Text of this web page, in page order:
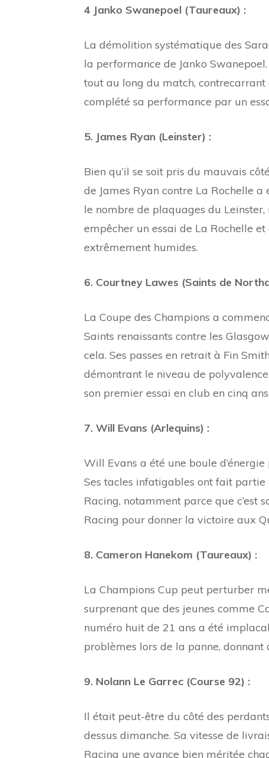
4 Janko Swanepoel (Taureaux) :
La démolition systématique des
la performance de Janko
tout au long du match, contrecarrant
complété sa performance par un
5. James Ryan (Leinster) :
Bien qu’il se soit pris du mauvais
de James Ryan contre La Rochelle
le nombre de plaquages ​​du
empêcher un essai de La Rochelle
extrêmement humides.
6. Courtney Lawes (Saints de
La Coupe des Champions a
Saints renaissants contre les
cela. Ses passes en retrait à Fin
démontrant le niveau de
son premier essai en club en cinq
7. Will Evans (Arlequins) :
Will Evans a été une boule
Ses tacles infatigables ont fait
Racing, notamment parce que c’est
Racing pour donner la victoire aux
8. Cameron Hanekom (Taureaux) :
La Champions Cup peut perturber
surprenant que des jeunes comme
numéro huit de 21 ans a été
problèmes lors de la panne,
9. Nolann Le Garrec (Course 92) :
Il était peut-être du côté des
dessus dimanche. Sa vitesse de
Racing une avance bien méritée